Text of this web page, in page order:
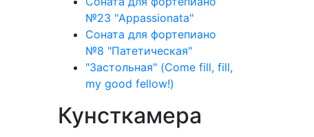
№23 "Appassionata"
Соната для фортепиано
№8 "Патетическая"
"Застольная" (Come fill, fill,
my good fellow!)
Кунсткамера